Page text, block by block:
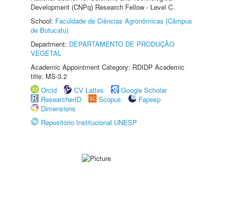
Development (CNPq) Research Fellow - Level C
School: Faculdade de Ciências Agronômicas (Câmpus
de Botucatu)
Department: DEPARTAMENTO DE PRODUÇÃO
VEGETAL
Academic Appointment Category: RDIDP Academic
title: MS-3.2
Orcid
CV Lattes
Google Scholar
ResearcherID
Scopus
Fapesp
Dimensions
Repositório Institucional UNESP